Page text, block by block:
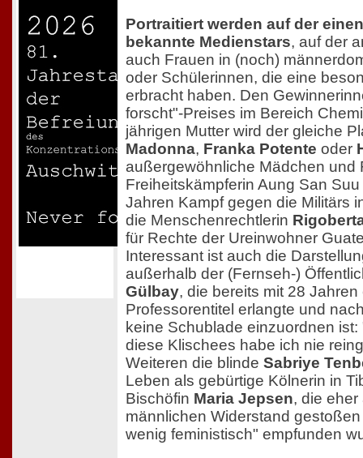
Portraitiert werden auf der
bekannte Medienstars, auf der
auch Frauen in (noch)
oder Schülerinnen, die eine
erbracht haben. Den
forscht"-Preises im Bereich
jährigen Mutter wird der gleiche
Madonna, Franka Potente oder
außergewöhnliche Mädchen und
Freiheitskämpferin Aung San
Jahren Kampf gegen die Militärs
die Menschenrechtlerin
für Rechte der Ureinwohner
Interessant ist auch die
außerhalb der (Fernseh-)
Gülbay, die bereits mit 28 Jahren
Professorentitel erlangte und
keine Schublade einzuordnen
diese Klischees habe ich nie
Weiteren die blinde Sabriye
Leben als gebürtige Kölnerin in
Bischöfin Maria Jepsen, die
männlichen Widerstand
wenig feministisch" empfunden